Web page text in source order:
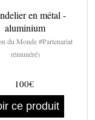
en métal -
aluminium
du Monde #Partenariat
rémunéré)
100€
ce produit